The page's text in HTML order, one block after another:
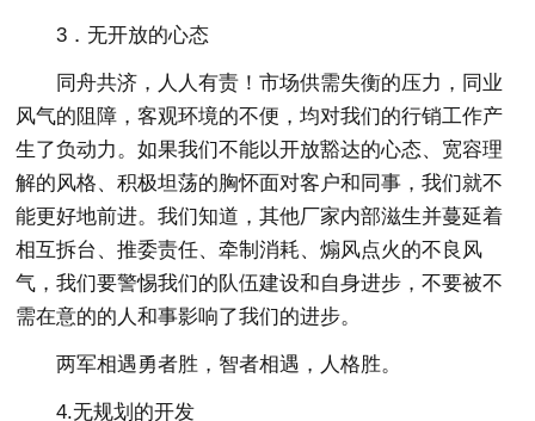
3．无开放的心态
同舟共济，人人有责！市场供需失衡的压力，同业
风气的阻障，客观环境的不便，均对我们的行销工作产
生了负动力。如果我们不能以开放豁达的心态、宽容理
解的风格、积极坦荡的胸怀面对客户和同事，我们就不
能更好地前进。我们知道，其他厂家内部滋生并蔓延着
相互拆台、推委责任、牵制消耗、煽风点火的不良风
气，我们要警惕我们的队伍建设和自身进步，不要被不
需在意的的人和事影响了我们的进步。
两军相遇勇者胜，智者相遇，人格胜。
4.无规划的开发